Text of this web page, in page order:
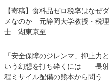
【寄稿】食料品ゼロ税率はなぜダ
メなのか 元静岡大学教授・税理
士 湖東京至
「安全保障のジレンマ」抑止力と
いう幻想を打ち砕くには――長射
程ミサイル配備の熊本から問う